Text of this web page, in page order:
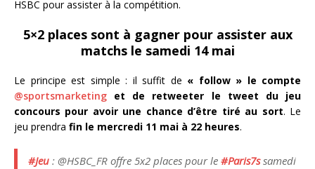
HSBC pour assister à la compétition.
5×2 places sont à gagner pour assister aux
matchs le samedi 14 mai
Le principe est simple : il suffit de « follow » le compte
@sportsmarketing et de retweeter le tweet du jeu
concours pour avoir une chance d’être tiré au sort. Le
jeu prendra fin le mercredi 11 mai à 22 heures.
#Jeu : @HSBC_FR offre 5x2 places pour le #Paris7ssamedi